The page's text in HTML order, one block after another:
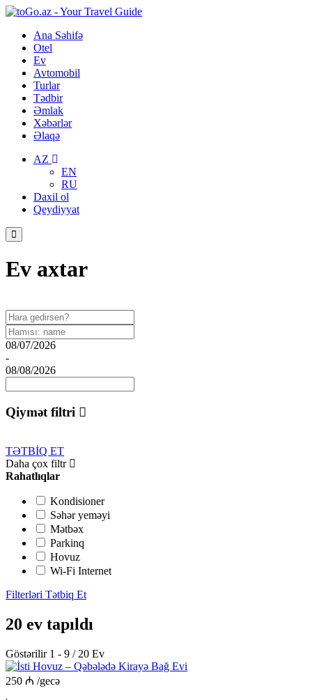
Ana Səhifə
Otel
Ev
Avtomobil
Turlar
Tədbir
Əmlak
Xəbərlər
Əlaqə
AZ
EN
RU
Daxil ol
Qeydiyyat
Ev axtar
08/07/2026
-
08/08/2026
Qiymət filtri
TƏTBİQ ET
Daha çox filtr
Rahatlıqlar
Kondisioner
Səhər yeməyi
Mətbəx
Parkinq
Hovuz
Wi-Fi Internet
Filterləri Tətbiq Et
20 ev tapıldı
Göstərilir 1 - 9 / 20 Ev
250 ₼ /gecə